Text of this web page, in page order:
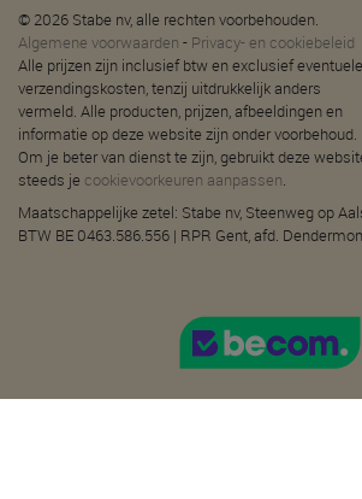
© 2026 Stabe nv, alle rechten voorbehouden.
Algemene voorwaarden - Privacy- en cookiebeleid
Alle prijzen zijn inclusief btw en exclusief eventuele
verzendingskosten, tenzij uitdrukkelijk anders
vermeld. Alle producten, prijzen, afbeeldingen en
informatie op deze website zijn onder voorbehoud.
Om je beter van dienst te zijn, gebruikt deze
steeds je cookievoorkeuren aanpassen.
Maatschappelijke zetel: Stabe nv, Steenweg op
BTW BE 0463.586.556 | RPR Gent, afd.